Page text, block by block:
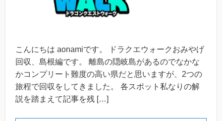
こんにちは aonamiです。 ドラクエウォークおみやげ
回収、島根編です。 離島の隠岐島があるのでなかな
かコンプリート難度の高い県だと思いますが、2つの
旅程で回収をしてきました。 各スポット私なりの解
説を踏まえて記事を残 […]